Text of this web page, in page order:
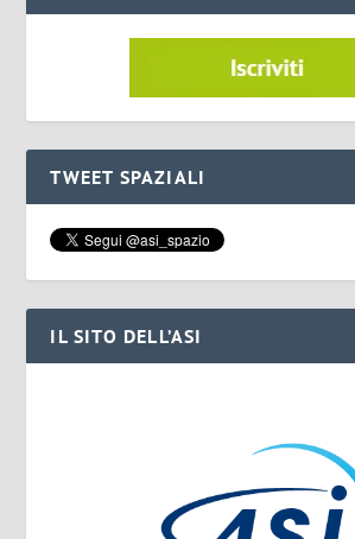
TWEET SPAZIALI
IL SITO DELL’ASI